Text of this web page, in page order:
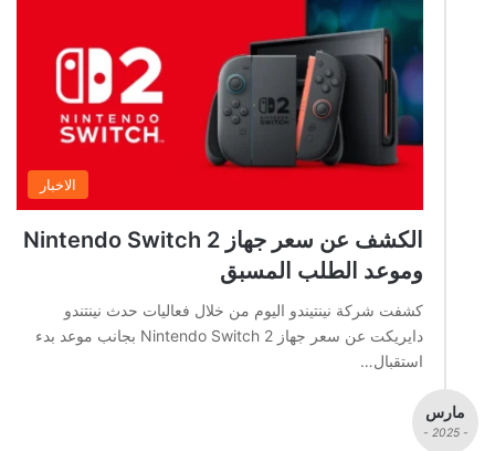
الاخبار
الكشف عن سعر جهاز Nintendo Switch 2
وموعد الطلب المسبق
كشفت شركة نينتيندو اليوم من خلال فعاليات حدث نينتندو
دايريكت عن سعر جهاز Nintendo Switch 2 بجانب موعد بدء
استقبال…
مارس
- 2025 -